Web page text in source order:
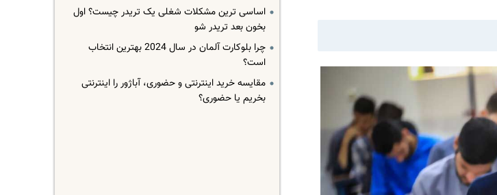
اساسی ترین مشکلات شغلی یک تریدر چیست؟ اول
بخون بعد تریدر شو
چرا بلوکارت آلمان در سال 2024 بهترین انتخاب
است؟
مقایسه خرید اینترنتی و حضوری، آباژور را اینترنتی
بخریم یا حضوری؟